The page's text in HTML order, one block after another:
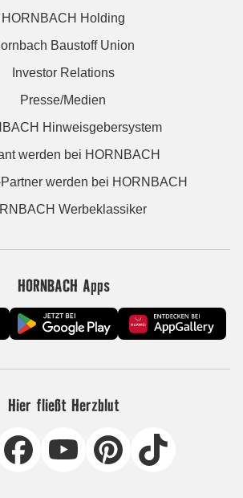
HORNBACH Holding
Baustoff Union
Investor Relations
Presse/Medien
Hinweisgebersystem
werden bei HORNBACH
werden bei HORNBACH
Werbeklassiker
HORNBACH Apps
Hier fließt Herzblut